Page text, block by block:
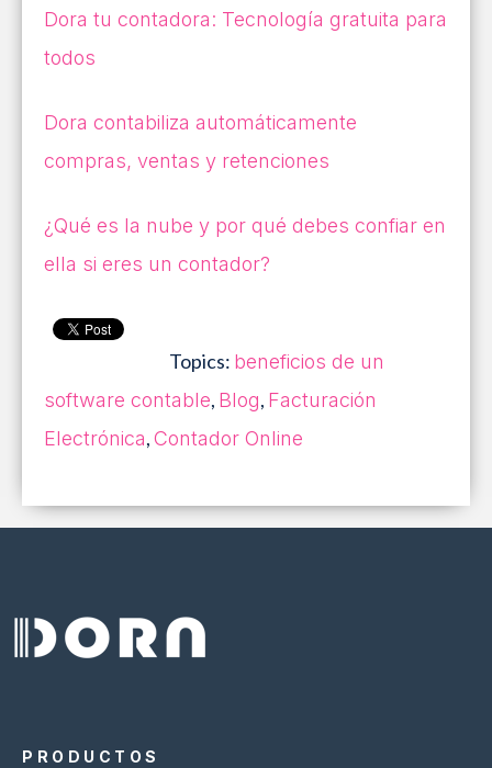
Dora tu contadora: Tecnología gratuita para
todos
Dora contabiliza automáticamente
compras, ventas y retenciones
¿Qué es la nube y por qué debes confiar en
ella si eres un contador?
Topics: beneficios de un
software contable, Blog, Facturación
Electrónica,Contador Online
PRODUCTOS